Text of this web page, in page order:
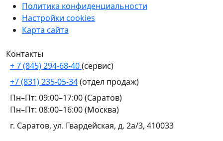
Политика конфиденциальности
Настройки cookies
Карта сайта
Контакты
+ 7 (845) 294-68-40(сервис)
+7 (831) 235-05-34(отдел продаж)
Пн–Пт: 09:00–17:00 (Саратов)
Пн–Пт: 08:00–16:00 (Москва)
г. Саратов, ул. Гвардейская, д. 2а/3, 410033